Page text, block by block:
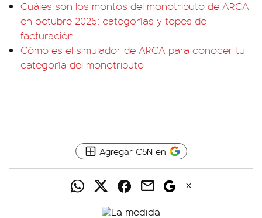
Cuáles son los montos del monotributo de ARCA
en octubre 2025: categorías y topes de
facturación
Cómo es el simulador de ARCA para conocer tu
categoría del monotributo
Agregar C5N en